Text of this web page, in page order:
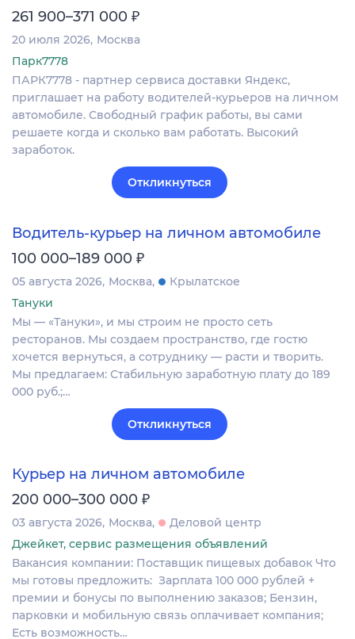
261 900–371 000 ₽
20 июля 2026 Москва
Парк7778
ПАРК7778 - партнер сервиса доставки Яндекс,
приглашает на работу водителей-курьеров на личном
автомобиле. Свободный график работы, вы сами
решаете когда и сколько вам работать. Высокий
заработок.
Откликнуться
Водитель-курьер на личном автомобиле
100 000–189 000 ₽
05 августа 2026 Москва
Крылатское
Тануки
Мы — «Тануки», и мы строим не просто сеть
ресторанов. Мы создаем пространство, где гостю
хочется вернуться, а сотруднику — расти и творить.
Мы предлагаем: Стабильную заработную плату до 189
000 руб.;…
Откликнуться
Курьер на личном автомобиле
200 000–300 000 ₽
03 августа 2026 Москва
Деловой центр
Джейкет, сервис размещения объявлений
Вакансия компании: Поставщик пищевых добавок Что
мы готовы предложить: Зарплата 100 000 рублей +
премии и бонусы по выполнению заказов; Бензин,
парковки и мобильную связь оплачивает компания;
Есть возможность…